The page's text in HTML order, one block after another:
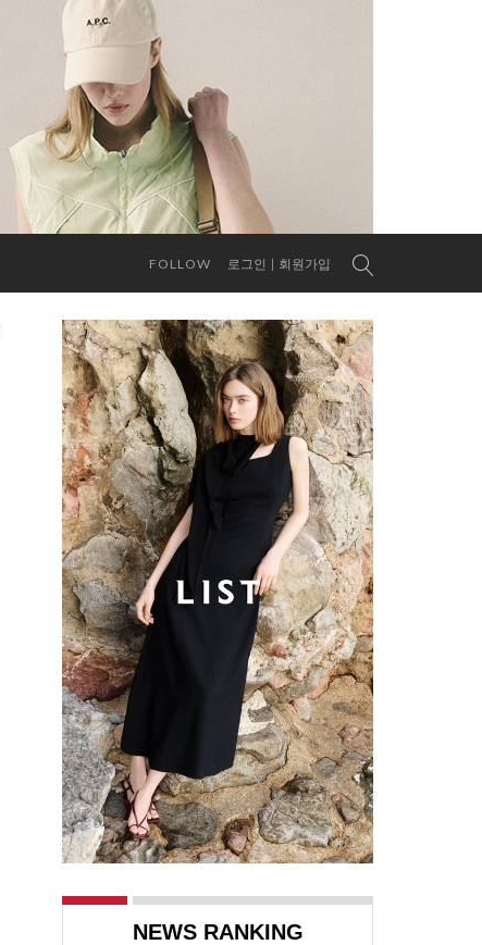
FOLLOW 로그인 회원가입
NEWS RANKING